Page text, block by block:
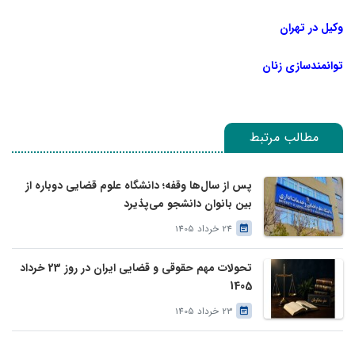
وکیل در تهران
توانمندسازی زنان
مطالب مرتبط
پس از سال‌ها وقفه؛ دانشگاه علوم قضایی دوباره از
بین بانوان دانشجو می‌پذیرد
24 خرداد 1405
تحولات مهم حقوقی و قضایی ایران در روز 23 خرداد
1405
23 خرداد 1405